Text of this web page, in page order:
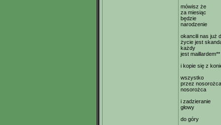
mówisz że
za miesiąc
będzie
narodzenie
okancili nas już
życie jest
każdy
jest maillardem**
i kopie się z
wszystko
przez nosorożca
nosorożca
i zadzieranie
głowy
do góry